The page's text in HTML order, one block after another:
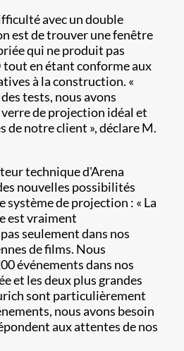
avec un double
est de trouver une fenêtre
qui ne produit pas
en étant conforme aux
à la construction. «
tests, nous avons
de projection idéal et
de notre client », déclare M.
technique d'Arena
nouvelles possibilités
système de projection : « La
est vraiment
seulement dans nos
de films. Nous
événements dans nos
et les deux plus grandes
sont particulièrement
nous avons besoin
aux attentes de nos